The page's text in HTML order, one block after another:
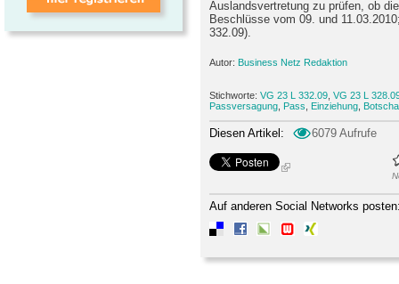
Auslandsvertretung zu prüfen, ob
Beschlüsse vom 09. und
332.09).
Autor: Business Netz Redaktion
Stichworte: VG 23 L 332.09 VG 23 L
Passversagung Pass Einziehung
Diesen Artikel: 6079 Aufrufe
Auf anderen Social Networks